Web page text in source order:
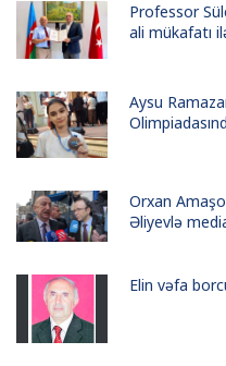
Professor
ali mükafatı
Aysu
Orxan
Əliyevlə
Elin vəfa